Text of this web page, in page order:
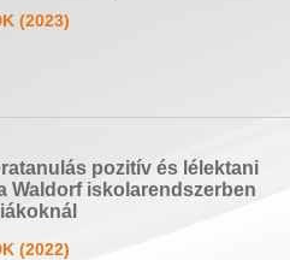
(2023)
pozitív és lélektani
Waldorf iskolarendszerben
(2022)